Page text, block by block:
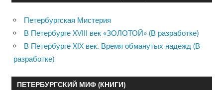
Петербургская Мистерия
В Петербурге XVIII век «ЗОЛОТОЙ» (В разработке)
В Петербурге XIX век. Время обманутых надежд (В
разработке)
ПЕТЕРБУРГСКИЙ МИФ (КНИГИ)